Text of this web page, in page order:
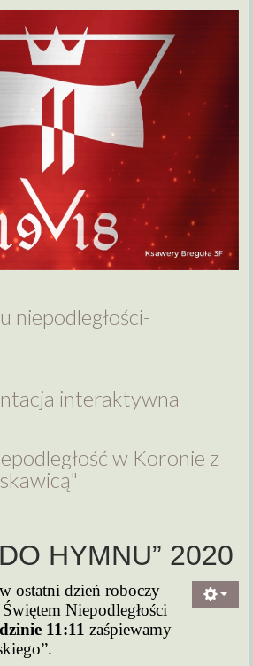
niepodległości-
interaktywna
w Koronie z
"
HYMNU” 2020
ostatni dzień roboczy
Niepodległości
11:11 zaśpiewamy